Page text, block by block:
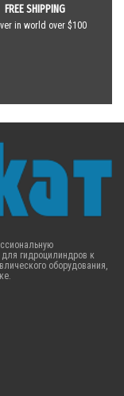
FREE SHIPPING
in world over $100
гидроцилиндров к
оборудования,